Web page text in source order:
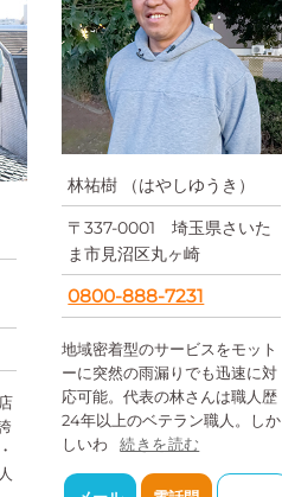
林祐樹 （はやしゆうき）
〒337-0001 埼玉県さいた
ま市見沼区丸ヶ崎
0800-888-7231
地域密着型のサービスをモット
ーに突然の雨漏りでも迅速に対
応可能。代表の林さんは職人歴
24年以上のベテラン職人。しか
しいわ
続きを読む